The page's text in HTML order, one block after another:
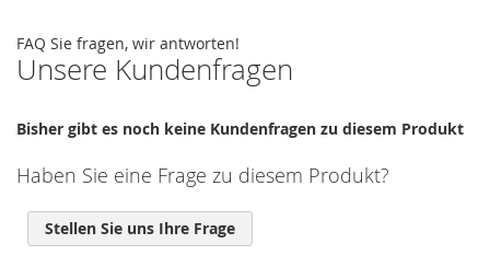
FAQ Sie fragen, wir antworten!
Unsere Kundenfragen
Bisher gibt es noch keine Kundenfragen zu diesem Produkt
Haben Sie eine Frage zu diesem Produkt?
Stellen Sie uns Ihre Frage